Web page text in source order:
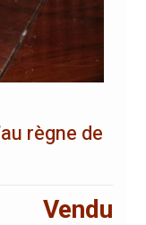
règne de
Vendu